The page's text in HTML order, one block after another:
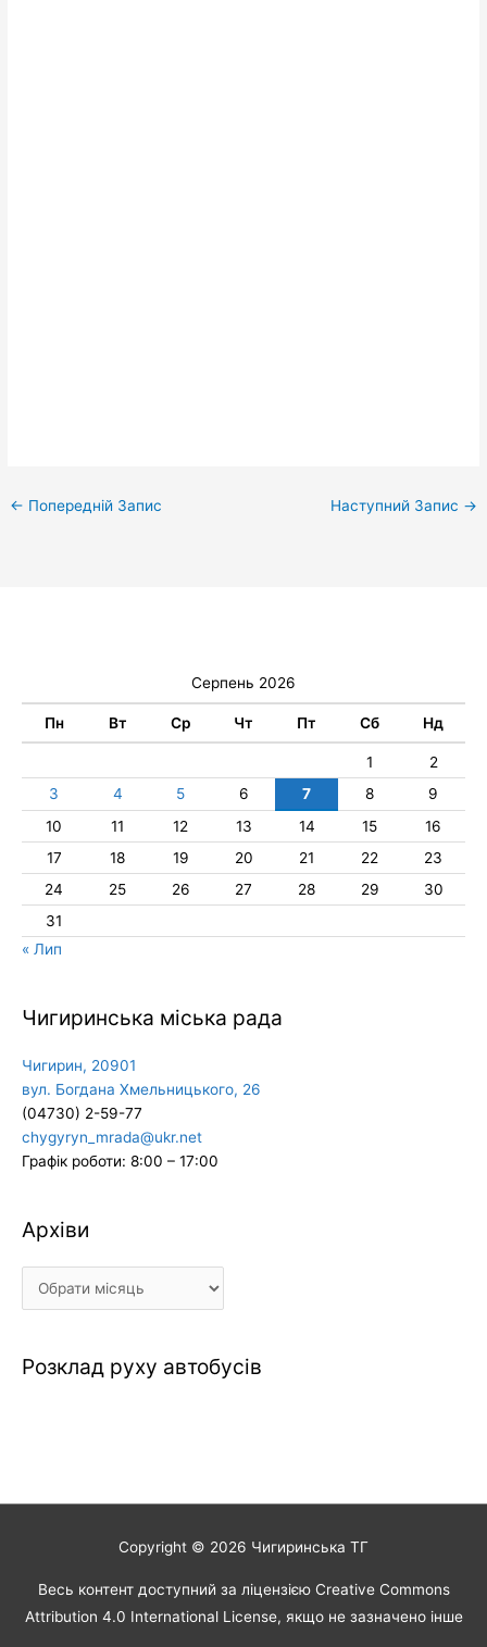
← Попередній Запис Наступний Запис →
Серпень 2026
Пн Вт Ср Чт Пт Сб Нд
1
2
3
4 5 6 7 8
9
10
11 12 13 14 15
16
17
18 19 20 21 22
23
24
25 26 27 28 29
30
31
« Лип
Чигиринська міська рада
Чигирин, 20901
вул. Богдана Хмельницького, 26
(04730) 2-59-77
chygyryn_mrada@ukr.net
Графік роботи: 8:00 – 17:00
Архіви
Архіви
Розклад руху автобусів
Copyright © 2026 Чигиринська ТГ
Весь контент доступний за ліцензією Creative Commons
Attribution 4.0 International License, якщо не зазначено інше